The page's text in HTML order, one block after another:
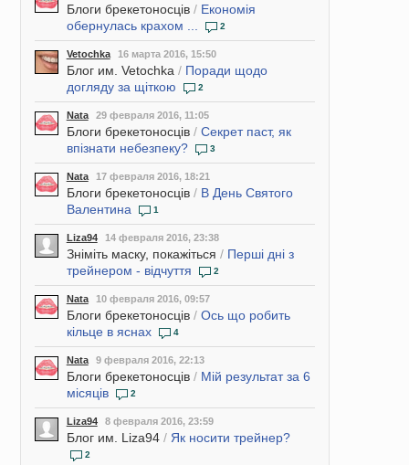
Блоги брекетоносців/ Економія
обернулась крахом ...
2
Vetochka 16 марта 2016, 15:50
Блог им. Vetochka / Поради щодо
догляду за щіткою
2
Nata 29 февраля 2016, 11:05
Блоги брекетоносців/ Секрет паст, як
впізнати небезпеку?
3
Nata 17 февраля 2016, 18:21
Блоги брекетоносців/ В День Святого
Валентина
1
Liza94 14 февраля 2016, 23:38
Зніміть маску, покажіться / Перші дні з
трейнером - відчуття
2
Nata 10 февраля 2016, 09:57
Блоги брекетоносців/ Ось що робить
кільце в яснах
4
Nata 9 февраля 2016, 22:13
Блоги брекетоносців/ Мій результат за 6
місяців
2
Liza94 8 февраля 2016, 23:59
Блог им. Liza94/ Як носити трейнер?
2